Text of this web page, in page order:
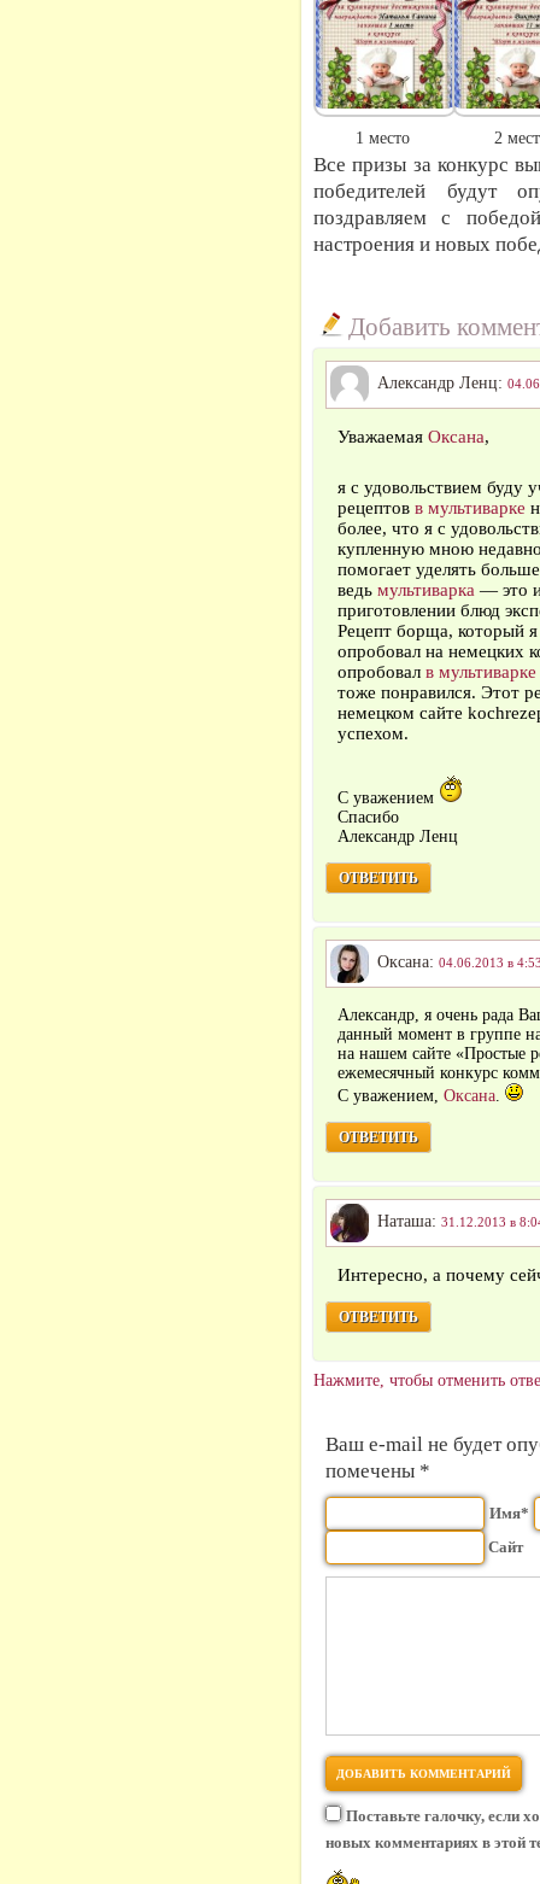
1 место 2
Все призы за конкурс
победителей будут
поздравляем с
настроения и новых
Добавить
Александр Ленц:
Уважаемая Оксана,
я с удовольствием буду
рецептов в мультиварке
более, что я с
купленную мною
помогает уделять
ведь мультиварка — это
приготовлении блюд
Рецепт борща, который
опробовал на немецких
опробовал в мультиварке
тоже понравился. Этот
немецком сайте
успехом.
С уважением
Спасибо
Александр Ленц
ОТВЕТИТЬ
Оксана: 04.06.2013 в
Александр, я очень рада
данный момент в группе
на нашем сайте «Простые
ежемесячный конкурс
С уважением, Оксана
ОТВЕТИТЬ
Наташа: 31.12.2013 в
Интересно, а почему
ОТВЕТИТЬ
Нажмите, чтобы отменить
Ваш e-mail не будет
помечены *
Имя*
Сайт
Поставьте галочку, если
новых комментариях в этой